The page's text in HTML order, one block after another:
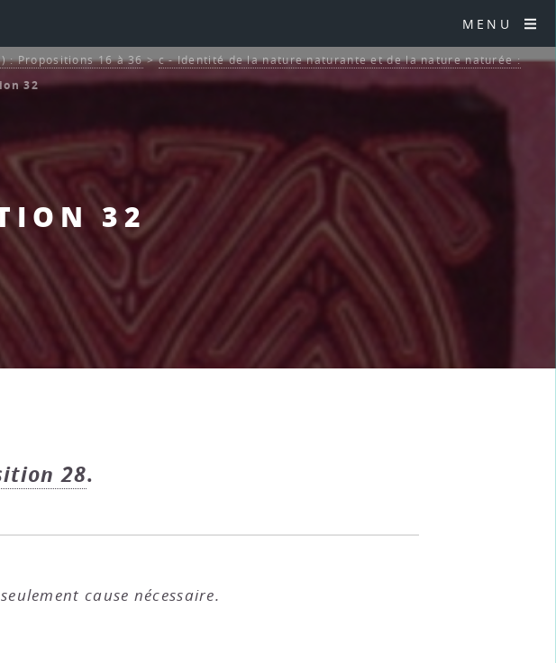
MENU
32
: Propositions 16 à 36>c - Identité de la nature naturante et de la nature naturée :
32
28.
cause nécessaire.